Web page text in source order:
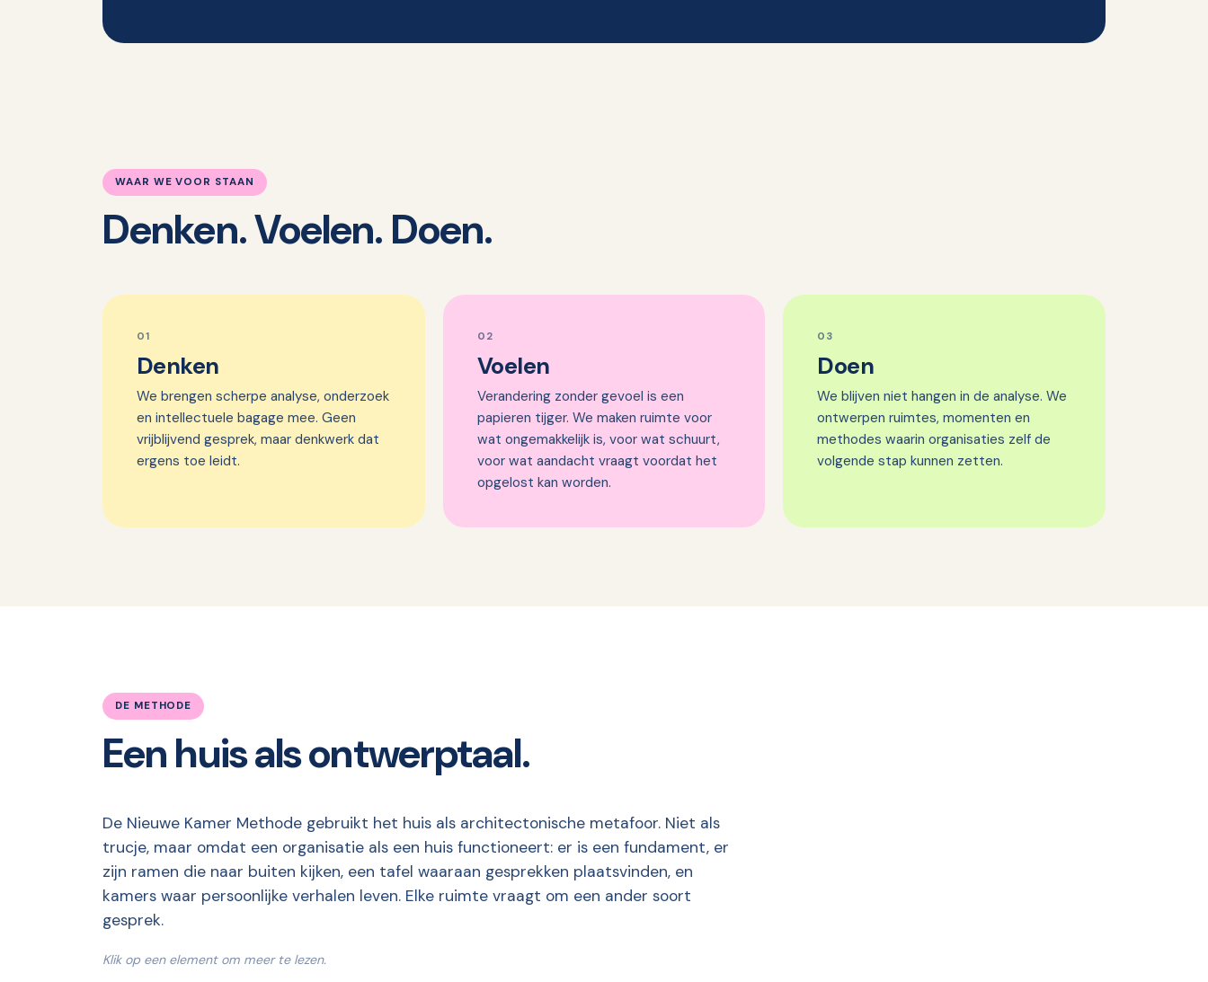
WAAR WE VOOR STAAN
Denken. Voelen. Doen.
01
Denken
We brengen scherpe analyse, onderzoek
en intellectuele bagage mee. Geen
vrijblijvend gesprek, maar denkwerk dat
ergens toe leidt.
02
Voelen
Verandering zonder gevoel is een
papieren tijger. We maken ruimte voor
wat ongemakkelijk is, voor wat schuurt,
voor wat aandacht vraagt voordat het
opgelost kan worden.
03
Doen
We blijven niet hangen in de analyse. We
ontwerpen ruimtes, momenten en
methodes waarin organisaties zelf de
volgende stap kunnen zetten.
DE METHODE
Een huis als ontwerptaal.
De Nieuwe Kamer Methode gebruikt het huis als architectonische metafoor. Niet als
trucje, maar omdat een organisatie als een huis functioneert: er is een fundament, er
zijn ramen die naar buiten kijken, een tafel waaraan gesprekken plaatsvinden, en
kamers waar persoonlijke verhalen leven. Elke ruimte vraagt om een ander soort
gesprek.
Klik op een element om meer te lezen.